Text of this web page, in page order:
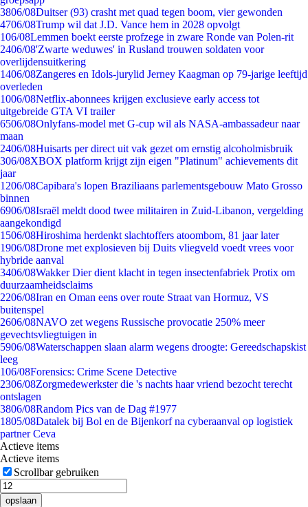
3806/08Duitser (93) crasht met quad tegen boom, vier gewonden
4706/08Trump wil dat J.D. Vance hem in 2028 opvolgt
106/08Lemmen boekt eerste profzege in zware Ronde van Polen-rit
2406/08'Zwarte weduwes' in Rusland trouwen soldaten voor
overlijdensuitkering
1406/08Zangeres en Idols-jurylid Jerney Kaagman op 79-jarige leeftijd
overleden
1006/08Netflix-abonnees krijgen exclusieve early access tot
uitgebreide GTA VI trailer
6506/08Onlyfans-model met G-cup wil als NASA-ambassadeur naar
maan
2406/08Huisarts per direct uit vak gezet om ernstig alcoholmisbruik
306/08XBOX platform krijgt zijn eigen "Platinum" achievements dit
jaar
1206/08Capibara's lopen Braziliaans parlementsgebouw Mato Grosso
binnen
6906/08Israël meldt dood twee militairen in Zuid-Libanon, vergelding
aangekondigd
1506/08Hiroshima herdenkt slachtoffers atoombom, 81 jaar later
1906/08Drone met explosieven bij Duits vliegveld voedt vrees voor
hybride aanval
3406/08Wakker Dier dient klacht in tegen insectenfabriek Protix om
duurzaamheidsclaims
2206/08Iran en Oman eens over route Straat van Hormuz, VS
buitenspel
2606/08NAVO zet wegens Russische provocatie 250% meer
gevechtsvliegtuigen in
5906/08Waterschappen slaan alarm wegens droogte: Gereedschapskist
leeg
106/08Forensics: Crime Scene Detective
2306/08Zorgmedewerkster die 's nachts haar vriend bezocht terecht
ontslagen
3806/08Random Pics van de Dag #1977
1805/08Datalek bij Bol en de Bijenkorf na cyberaanval op logistiek
partner Ceva
Actieve items
Actieve items
Scrollbar gebruiken
opslaan